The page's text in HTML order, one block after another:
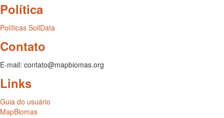
Política
Políticas SoilData
Contato
E-mail: contato@mapbiomas.org
Links
Guia do usuário
MapBiomas